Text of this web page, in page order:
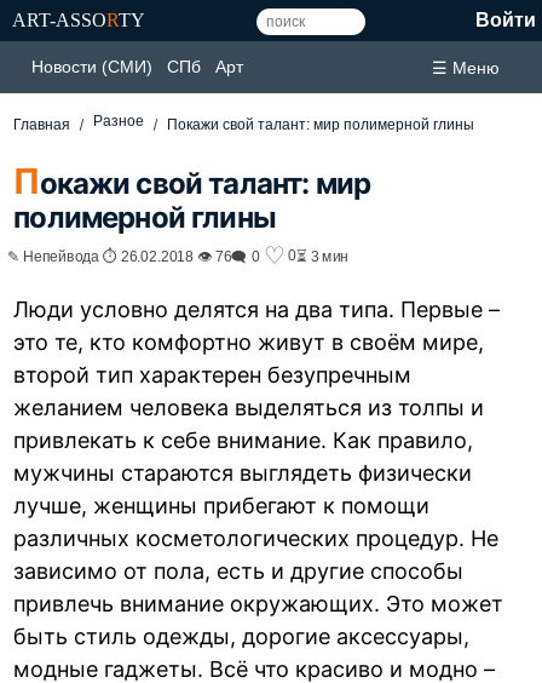
ART-ASSORTY Войти
Новости (СМИ) СПб Арт ☰ Меню
Главная Разное Покажи свой талант: мир полимерной глины
Покажи свой талант: мир
полимерной глины
✎ Непейвода ⏱ 26.02.2018 👁 76🗨 0 ♡ 0⏳ 3 мин
Люди условно делятся на два типа. Первые –
это те, кто комфортно живут в своём мире,
второй тип характерен безупречным
желанием человека выделяться из толпы и
привлекать к себе внимание. Как правило,
мужчины стараются выглядеть физически
лучше, женщины прибегают к помощи
различных косметологических процедур. Не
зависимо от пола, есть и другие способы
привлечь внимание окружающих. Это может
быть стиль одежды, дорогие аксессуары,
модные гаджеты. Всё что красиво и модно –